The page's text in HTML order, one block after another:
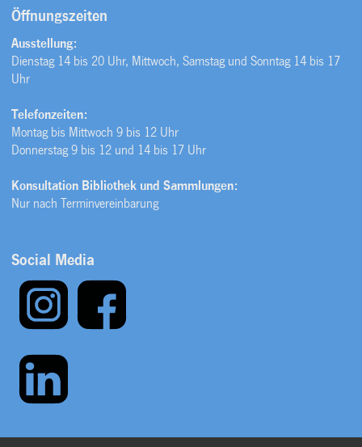
Öffnungszeiten
Ausstellung:
Dienstag 14 bis 20 Uhr, Mittwoch, Samstag und Sonntag 14 bis 17
Uhr
Telefonzeiten:
Montag bis Mittwoch 9 bis 12 Uhr
Donnerstag 9 bis 12 und 14 bis 17 Uhr
Konsultation Bibliothek und Sammlungen:
Nur nach Terminvereinbarung
Social Media